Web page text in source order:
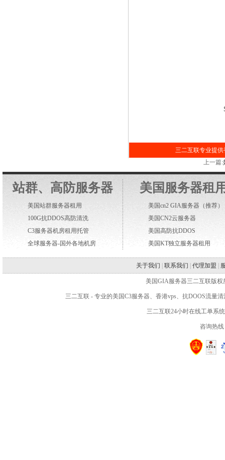
三二互联专业提
上一篇:
站群、高防服务器
美国站群服务器租用
100G抗DDOS高防清洗
C3服务器机房租用托管
全球服务器-国外各地机房
美国服务器租
美国cn2 GIA服务器 （推荐）
美国CN2云服务器
美国高防抗DDOS
美国KT独立服务器租用
关于我们 联系我们 代理加盟
美国GIA服务器三二互联版权
三二互联- 专业的美国C3服务器、 香港vps、抗DOOS流量
三二互联24小时在线工单系
咨询热